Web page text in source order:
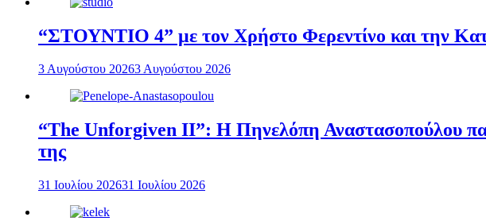
“ΣΤΟΥΝΤΙΟ 4” με τον Χρήστο Φερεντίνο και την
3 Αυγούστου 20263 Αυγούστου 2026
“The Unforgiven II”: Η Πηνελόπη Αναστασοπούλου
της
31 Ιουλίου 202631 Ιουλίου 2026